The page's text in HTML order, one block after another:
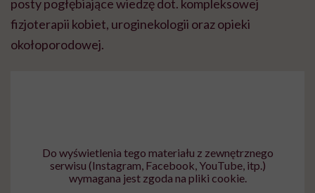
posty pogłębiające wiedzę dot. kompleksowej
fizjoterapii kobiet, uroginekologii oraz opieki
okołoporodowej.
Do wyświetlenia tego materiału z zewnętrznego
serwisu (Instagram, Facebook, YouTube, itp.)
wymagana jest zgoda na pliki cookie.